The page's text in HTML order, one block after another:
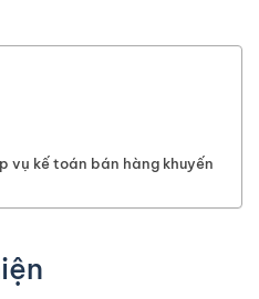
vụ kế toán bán hàng khuyến